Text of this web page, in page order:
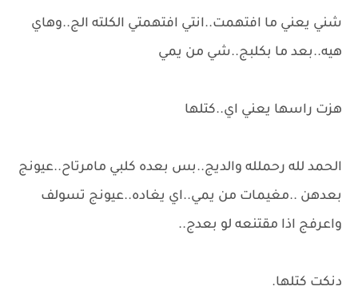
شني يعني ما افتهمت..انتي افتهمتي الكلته الج..وهاي
هيه..بعد ما بكلبج..شي من يمي
هزت راسها يعني اي..كتلها
الحمد لله رحملله والديج..بس بعده كلبي مامرتاح..عيونج
بعدهن ..مغيمات من يمي..اي يغاده..عيونج تسولف
واعرفج اذا مقتنعه لو بعدج..
دنكت كتلها.